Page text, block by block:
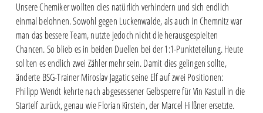
Unsere Chemiker wollten dies natürlich verhindern und sich endlich
einmal belohnen. Sowohl gegen Luckenwalde, als auch in Chemnitz war
man das bessere Team, nutzte jedoch nicht die herausgespielten
Chancen. So blieb es in beiden Duellen bei der 1:1-Punkteteilung. Heute
sollten es endlich zwei Zähler mehr sein. Damit dies gelingen sollte,
änderte BSG-Trainer Miroslav Jagatic seine Elf auf zwei Positionen:
Philipp Wendt kehrte nach abgesessener Gelbsperre für Vin Kastull in die
Startelf zurück, genau wie Florian Kirstein, der Marcel Hilßner ersetzte.